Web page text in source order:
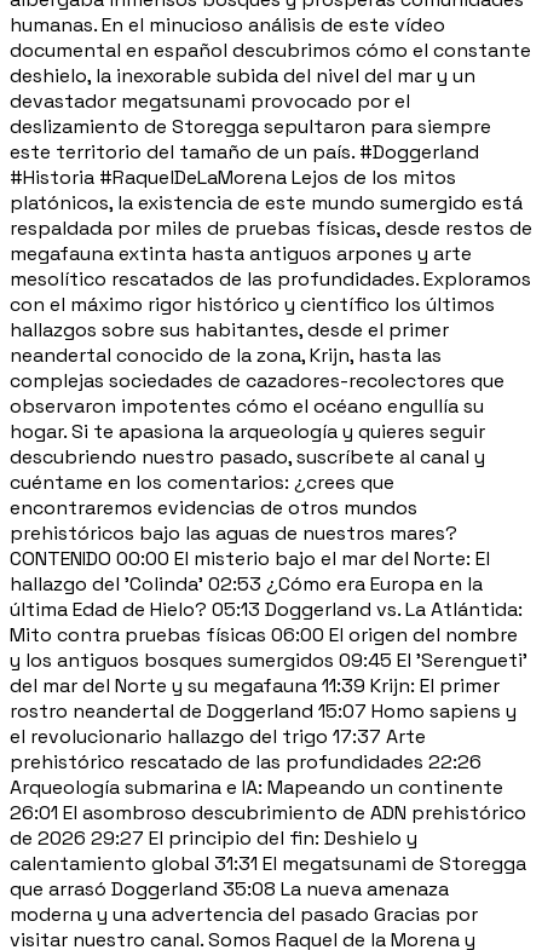
humanas. En el minucioso análisis de este vídeo
documental en español descubrimos cómo el constante
deshielo, la inexorable subida del nivel del mar y un
devastador megatsunami provocado por el
deslizamiento de Storegga sepultaron para siempre
este territorio del tamaño de un país. #Doggerland
#Historia #RaquelDeLaMorena Lejos de los mitos
platónicos, la existencia de este mundo sumergido está
respaldada por miles de pruebas físicas, desde restos de
megafauna extinta hasta antiguos arpones y arte
mesolítico rescatados de las profundidades. Exploramos
con el máximo rigor histórico y científico los últimos
hallazgos sobre sus habitantes, desde el primer
neandertal conocido de la zona, Krijn, hasta las
complejas sociedades de cazadores-recolectores que
observaron impotentes cómo el océano engullía su
hogar. Si te apasiona la arqueología y quieres seguir
descubriendo nuestro pasado, suscríbete al canal y
cuéntame en los comentarios: ¿crees que
encontraremos evidencias de otros mundos
prehistóricos bajo las aguas de nuestros mares?
CONTENIDO 00:00 El misterio bajo el mar del Norte: El
hallazgo del 'Colinda' 02:53 ¿Cómo era Europa en la
última Edad de Hielo? 05:13 Doggerland vs. La Atlántida:
Mito contra pruebas físicas 06:00 El origen del nombre
y los antiguos bosques sumergidos 09:45 El 'Serengueti'
del mar del Norte y su megafauna 11:39 Krijn: El primer
rostro neandertal de Doggerland 15:07 Homo sapiens y
el revolucionario hallazgo del trigo 17:37 Arte
prehistórico rescatado de las profundidades 22:26
Arqueología submarina e IA: Mapeando un continente
26:01 El asombroso descubrimiento de ADN prehistórico
de 2026 29:27 El principio del fin: Deshielo y
calentamiento global 31:31 El megatsunami de Storegga
que arrasó Doggerland 35:08 La nueva amenaza
moderna y una advertencia del pasado Gracias por
visitar nuestro canal. Somos Raquel de la Morena y